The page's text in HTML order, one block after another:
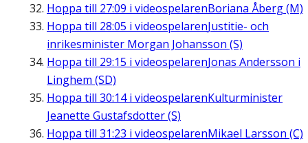
Hoppa till 27:09 i videospelarenBoriana Åberg (M)
Hoppa till 28:05 i videospelarenJustitie- och
inrikesminister Morgan Johansson (S)
Hoppa till 29:15 i videospelarenJonas Andersson i
Linghem (SD)
Hoppa till 30:14i videospelarenKulturminister
Jeanette Gustafsdotter (S)
Hoppa till 31:23 i videospelarenMikael Larsson (C)